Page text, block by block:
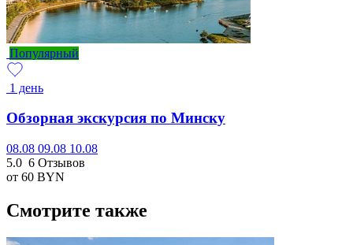
Популярный
1 день
Обзорная экскурсия по Минску
08.08 09.08 10.08
5.0 6 Отзывов
от 60 BYN
Смотрите также